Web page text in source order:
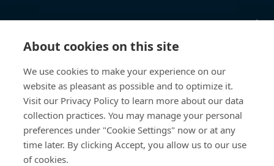
About cookies on this site
We use cookies to make your experience on our
website as pleasant as possible and to optimize it.
Visit our Privacy Policy to learn more about our data
collection practices. You may manage your personal
preferences under "Cookie Settings" now or at any
time later. By clicking Accept, you allow us to our use
of cookies.
Wissen
Über uns
Bossard Deutschland
Max-Eyth-Str. 14
89186 Illerrieden